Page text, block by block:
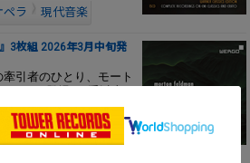
ペラ 現代音楽
3枚組 2026年3月中旬発
引者のひとり、モート
バムが登場。3手以上
画です。WDRの放送
す